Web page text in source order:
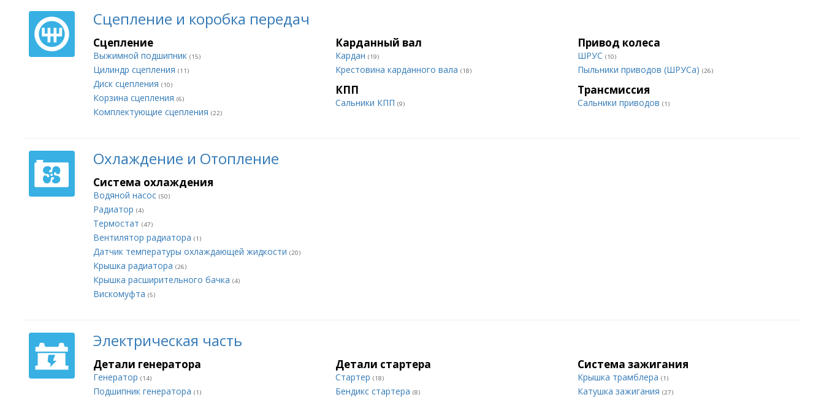
Сцепление и коробка передач
Сцепление
Выжимной подшипник (15)
Цилиндр сцепления (11)
Диск сцепления (10)
Корзина сцепления (6)
Комплектующие сцепления (22)
Карданный вал
Кардан (19)
Крестовина карданного вала (18)
Привод колеса
ШРУС (10)
Пыльники приводов (ШРУСа) (26)
КПП
Сальники КПП (9)
Трансмиссия
Сальники приводов (1)
Охлаждение и Отопление
Система охлаждения
Водяной насос (50)
Радиатор (4)
Термостат (47)
Вентилятор радиатора (1)
Датчик температуры охлаждающей жидкости (20)
Крышка радиатора (26)
Крышка расширительного бачка (4)
Вискомуфта (5)
Электрическая часть
Детали генератора
Генератор (14)
Подшипник генератора (1)
Детали стартера
Стартер (18)
Бендикс стартера (8)
Система зажигания
Крышка трамблера (1)
Катушка зажигания (27)